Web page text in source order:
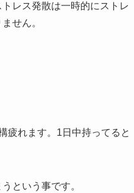
レス発散は一時的にストレ
せん。
疲れます。1日中持ってると
という事です。